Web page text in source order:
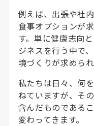
例えば、出張や社
食事オプションが
す。単に健康志向
ジネスを行う中で
境づくりが求められ
私たちは日々、何
ねていますが、そ
含んだものである
変わってきます。